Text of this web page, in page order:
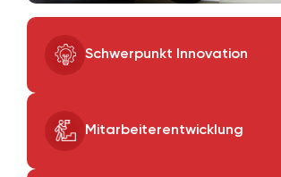
Schwerpunkt Innovation
Mitarbeiterentwicklung